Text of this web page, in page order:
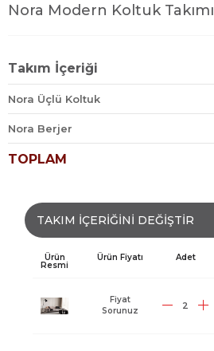
Nora Modern Koltuk Takımı
Takım İçeriği
Nora Üçlü Koltuk
Nora Berjer
TOPLAM
TAKIM İÇERİĞİNİ DEĞİŞTİR
Ürün
Resmi
Ürün Fiyatı Adet
Fiyat
Sorunuz